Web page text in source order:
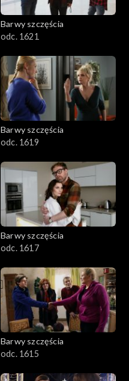
Barwy szczęścia
odc. 1621
Barwy szczęścia
odc. 1619
Barwy szczęścia
odc. 1617
Barwy szczęścia
odc. 1615